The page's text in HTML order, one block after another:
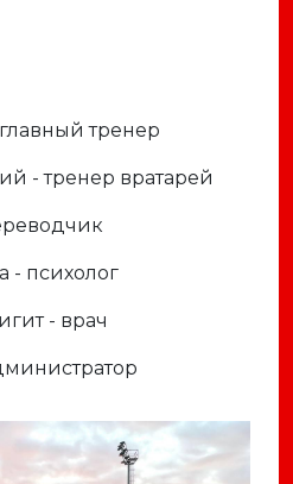
тренер
- тренер вратарей
психолог
- врач